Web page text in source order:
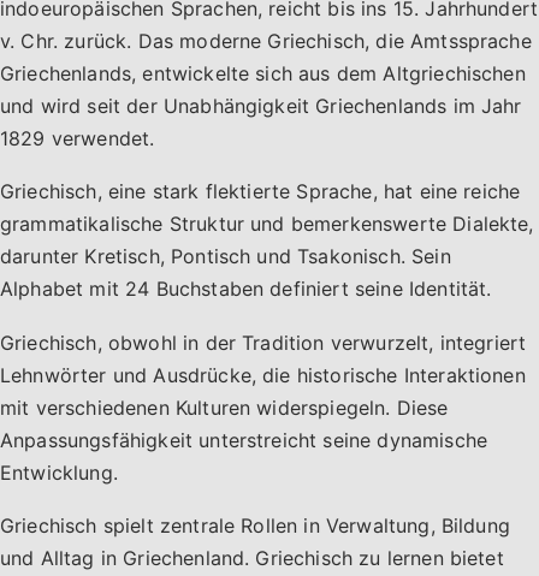
indoeuropäischen Sprachen, reicht bis ins 15. Jahrhundert
v. Chr. zurück. Das moderne Griechisch, die Amtssprache
Griechenlands, entwickelte sich aus dem Altgriechischen
und wird seit der Unabhängigkeit Griechenlands im Jahr
1829 verwendet.
Griechisch, eine stark flektierte Sprache, hat eine reiche
grammatikalische Struktur und bemerkenswerte Dialekte,
darunter Kretisch, Pontisch und Tsakonisch. Sein
Alphabet mit 24 Buchstaben definiert seine Identität.
Griechisch, obwohl in der Tradition verwurzelt, integriert
Lehnwörter und Ausdrücke, die historische Interaktionen
mit verschiedenen Kulturen widerspiegeln. Diese
Anpassungsfähigkeit unterstreicht seine dynamische
Entwicklung.
Griechisch spielt zentrale Rollen in Verwaltung, Bildung
und Alltag in Griechenland. Griechisch zu lernen bietet